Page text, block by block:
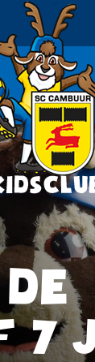
7